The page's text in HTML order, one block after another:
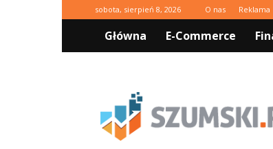
sobota, sierpień 8, 2026 O nas Reklama
Główna E-Commerce